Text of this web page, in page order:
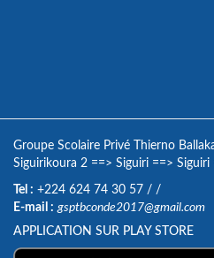
Groupe Scolaire Privé Thierno
Siguirikoura 2 ==> Siguiri ==> Siguiri
Tel : +224 624 74 30 57 / /
E-mail : gsptbconde2017@gmail.com
APPLICATION SUR PLAY STORE